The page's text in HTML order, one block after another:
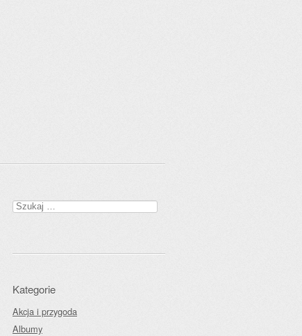
Szukaj:
Kategorie
Akcja i przygoda
Albumy